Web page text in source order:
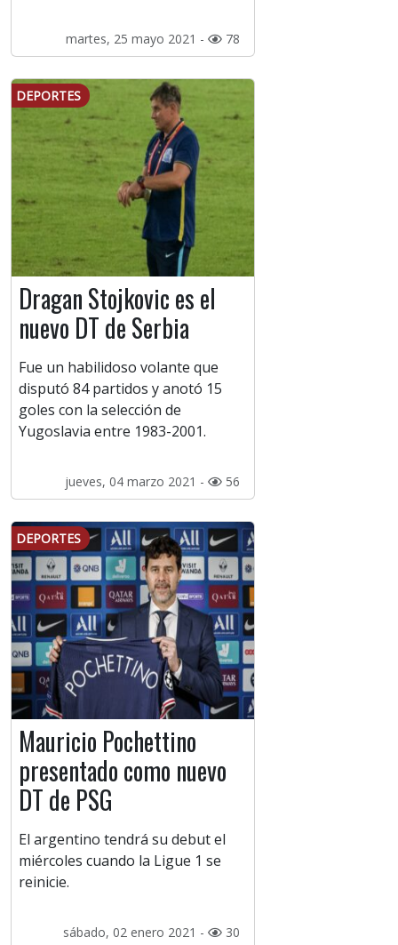
martes, 25 mayo 2021 - 78
DEPORTES
Dragan Stojkovic es el
nuevo DT de Serbia
Fue un habilidoso volante que
disputó 84 partidos y anotó 15
goles con la selección de
Yugoslavia entre 1983-2001.
jueves, 04 marzo 2021 - 56
DEPORTES
Mauricio Pochettino
presentado como nuevo
DT de PSG
El argentino tendrá su debut el
miércoles cuando la Ligue 1 se
reinicie.
sábado, 02 enero 2021 - 30